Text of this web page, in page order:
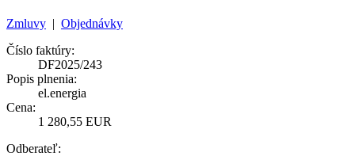
Zmluvy | Objednávky
Číslo faktúry:
DF2025/243
Popis plnenia:
el.energia
Cena:
1 280,55 EUR
Odberateľ: